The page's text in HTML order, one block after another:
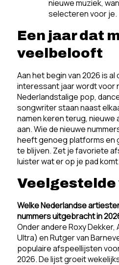
nieuwe muziek,
selecteren voor je.
Een jaar dat
veelbelooft
Aan het begin van 2026 is al
interessant jaar wordt voor
Nederlandstalige pop,
songwriter staan naast
namen keren terug, nieuwe
aan. Wie de nieuwe
heeft genoeg platforms en
te blijven. Zet je favoriete
luister wat er op je pad komt.
Veelgestelde
Welke Nederlandse
nummers uitgebracht in
Onder andere Roxy Dekker,
Ultra) en Rutger van
populaire afspeellijsten
2026. De lijst groeit